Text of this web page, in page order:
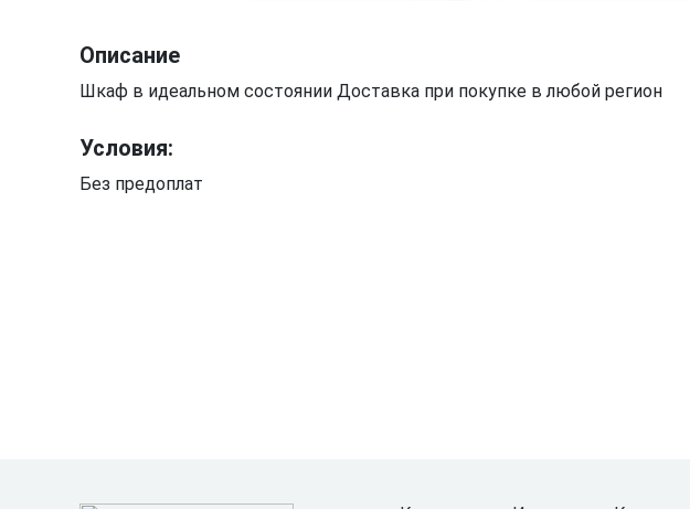
Описание
Шкаф в идеальном состоянии Доставка при покупке в любой регион
Условия:
Без предоплат